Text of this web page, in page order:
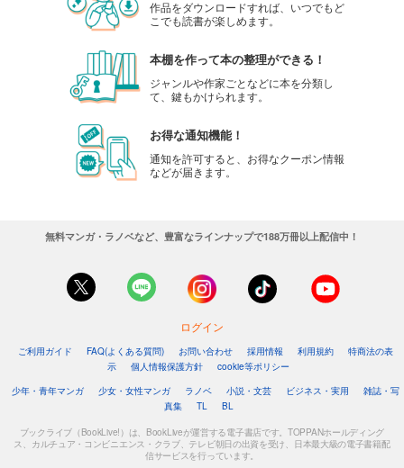
作品をダウンロードすれば、いつでもど
こでも読書が楽しめます。
本棚を作って本の整理ができる！
ジャンルや作家ごとなどに本を分類し
て、鍵もかけられます。
お得な通知機能！
通知を許可すると、お得なクーポン情報
などが届きます。
無料マンガ・ラノベなど、豊富なラインナップで188万冊以上配信中！
ログイン
ご利用ガイド FAQ(よくある質問) お問い合わせ 採用情報 利用規約
特商法の表
示
個人情報保護方針
cookie等ポリシー
少年・青年マンガ
少女・女性マンガ ラノベ 小説・文芸 ビジネス・実用
雑誌・写
真集
TL BL
ブックライブ（BookLive!）は、BookLiveが運営する電子書店です。TOPPANホールディング
ス、カルチュア・コンビニエンス・クラブ、テレビ朝日の出資を受け、日本最大級の電子書籍配
信サービスを行っています。